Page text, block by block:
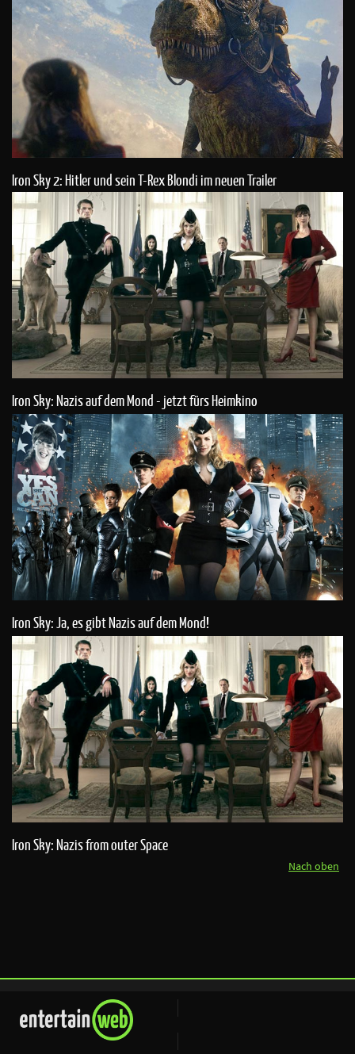
Iron Sky 2: Hitler und sein T-Rex Blondi im neuen Trailer
Iron Sky: Nazis auf dem Mond - jetzt fürs Heimkino
Iron Sky: Ja, es gibt Nazis auf dem Mond!
Iron Sky: Nazis from outer Space
Nach oben